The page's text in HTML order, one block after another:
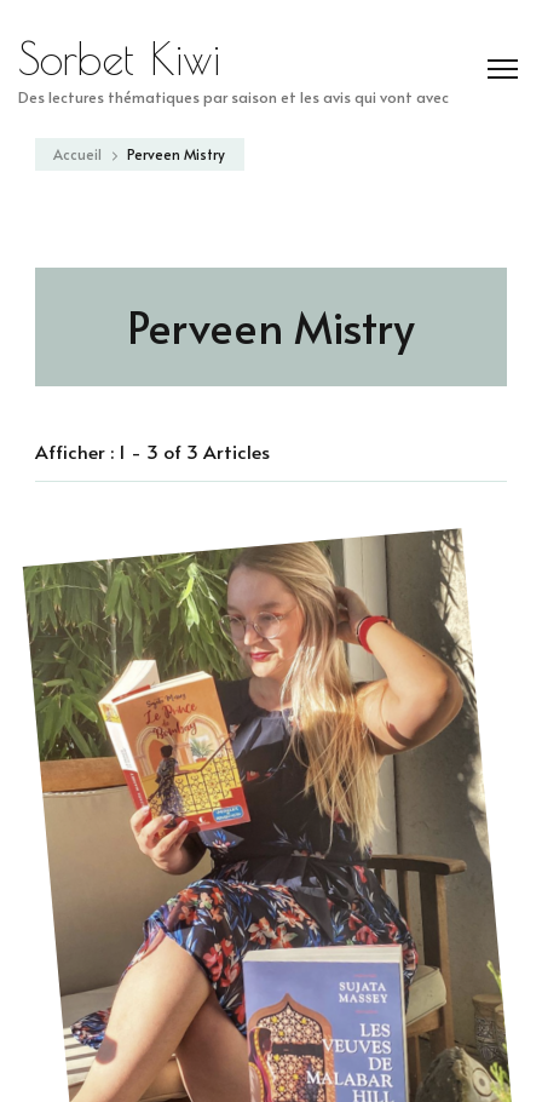
Sorbet Kiwi
Des lectures thématiques par saison et les avis qui vont avec
Accueil Perveen Mistry
Perveen Mistry
Afficher : 1 - 3 of 3 Articles